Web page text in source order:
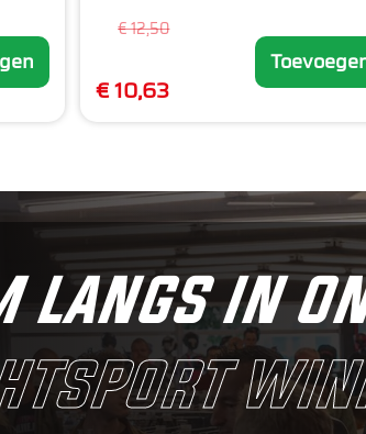
€ 12,50
€ 10,63
langs in